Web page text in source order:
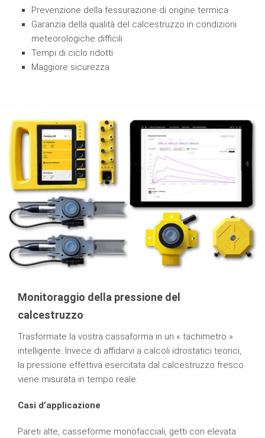
Prevenzione della fessurazione di origine termica
Garanzia della qualità del calcestruzzo in condizioni
meteorologiche difficili
Tempi di ciclo ridotti
Maggiore sicurezza
Monitoraggio della pressione del
calcestruzzo
Trasformate la vostra cassaforma in un « tachimetro »
intelligente. Invece di affidarvi a calcoli idrostatici teorici,
la pressione effettiva esercitata dal calcestruzzo fresco
viene misurata in tempo reale.
Casi d’applicazione
Pareti alte, casseforme monofacciali, getti con elevata